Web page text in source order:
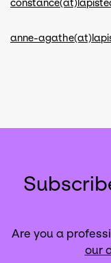
anne-
Are you a
our